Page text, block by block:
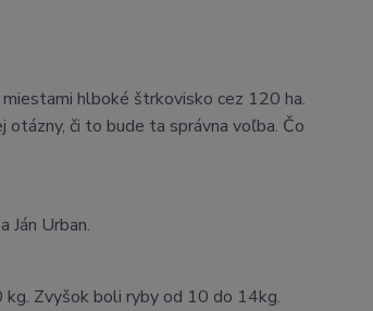
hlboké štrkovisko cez 120 ha.
či to bude ta správna voľba. Čo
Ján Urban.
Zvyšok boli ryby od 10 do 14kg.